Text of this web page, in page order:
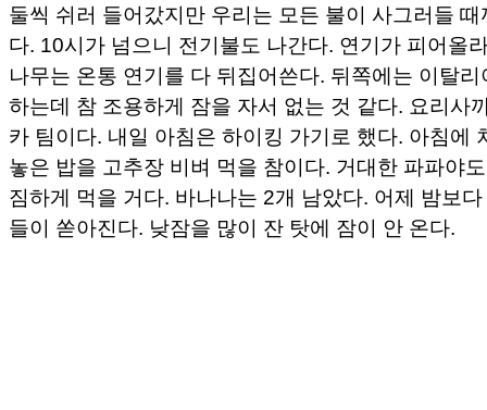
둘씩 쉬러 들어갔지만 우리는 모든 불이 사그러들
다. 10시가 넘으니 전기불도 나간다. 연기가 피어올
나무는 온통 연기를 다 뒤집어쓴다. 뒤쪽에는 이탈
하는데 참 조용하게 잠을 자서 없는 것 같다. 요리사
카 팀이다. 내일 아침은 하이킹 가기로 했다. 아침에
놓은 밥을 고추장 비벼 먹을 참이다. 거대한 파파야
짐하게 먹을 거다. 바나나는 2개 남았다. 어제 밤보
들이 쏟아진다. 낮잠을 많이 잔 탓에 잠이 안 온다.